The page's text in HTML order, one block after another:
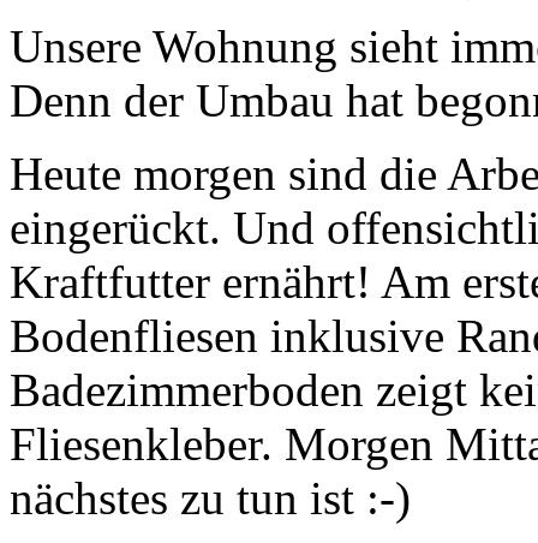
Unsere Wohnung sieht
Denn der Umbau hat
Heute morgen sind die
eingerückt. Und
Kraftfutter ernährt! Am
Bodenfliesen inklusive
Badezimmerboden zeigt
Fliesenkleber. Morgen
nächstes zu tun ist :-)